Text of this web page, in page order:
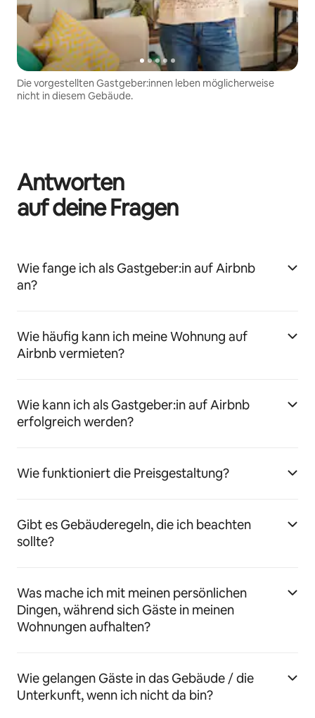
Die vorgestellten Gastgeber:innen leben möglicherweise
nicht in diesem Gebäude.
Antworten
auf deine Fragen
Wie fange ich als Gastgeber:in auf Airbnb
an?
Wie häufig kann ich meine Wohnung auf
Airbnb vermieten?
Wie kann ich als Gastgeber:in auf Airbnb
erfolgreich werden?
Wie funktioniert die Preisgestaltung?
Gibt es Gebäuderegeln, die ich beachten
sollte?
Was mache ich mit meinen persönlichen
Dingen, während sich Gäste in meinen
Wohnungen aufhalten?
Wie gelangen Gäste in das Gebäude / die
Unterkunft, wenn ich nicht da bin?